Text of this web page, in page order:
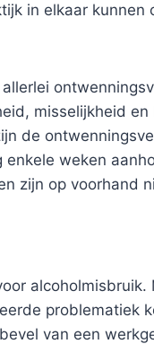
in elkaar
misselijkheid
de
weken
zijn op voorhand
problematiek
van een